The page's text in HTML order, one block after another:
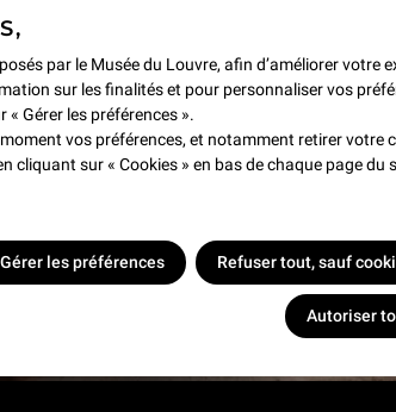
par le Musée du Louvre, afin d’améliorer votre
sur les finalités et pour personnaliser vos
« Gérer les préférences ».
vos préférences, et notamment retirer votre
cliquant sur « Cookies » en bas de chaque page du
Gérer les préférences Refuser tout, sauf
Autoriser